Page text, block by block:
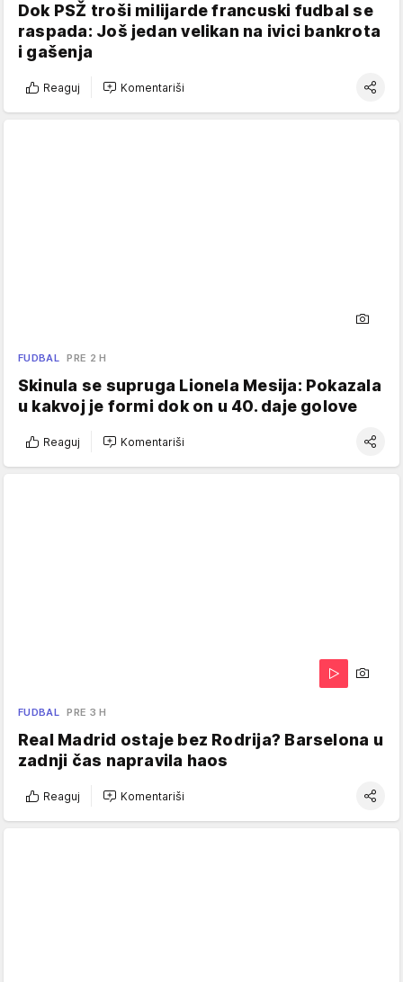
Dok PSŽ troši milijarde francuski fudbal se
raspada: Još jedan velikan na ivici bankrota
i gašenja
Reaguj Komentariši
FUDBAL PRE 2 H
Skinula se supruga Lionela Mesija: Pokazala
u kakvoj je formi dok on u 40. daje golove
Reaguj Komentariši
FUDBAL PRE 3 H
Real Madrid ostaje bez Rodrija? Barselona u
zadnji čas napravila haos
Reaguj Komentariši